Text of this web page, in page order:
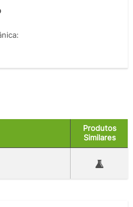
Produtos
Similares